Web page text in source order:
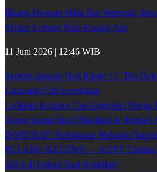
Hilang Dompet Milik Rio Wahyudi,
Sekitar Lebung Nala Karang Sari
11 Juni 2026 | 12:46 WIB
Sambut Jamaah Haji Kloter 17, Tim
Langsung Cek Kesehatan
Ledakan Kompor Gas Gegerkan Warga
Orang Suami Isteri Dilarikan ke Rumah
DARURAT! Kebakaran Melanda
PULANG KECEWA — KUPT Cinthia
ADA di Lokasi Saat Kejadian!